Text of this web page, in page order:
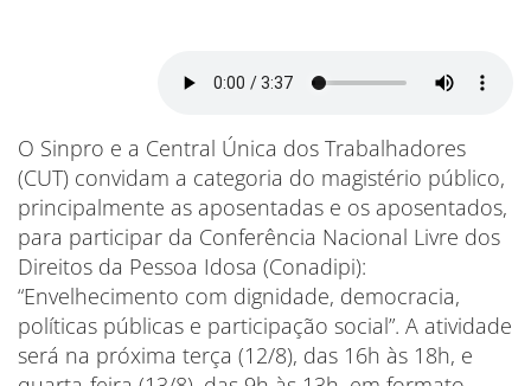
O Sinpro e a Central Única dos Trabalhadores
(CUT) convidam a categoria do magistério público,
principalmente as aposentadas e os aposentados,
para participar da Conferência Nacional Livre dos
Direitos da Pessoa Idosa (Conadipi):
“Envelhecimento com dignidade, democracia,
políticas públicas e participação social”. A atividade
será na próxima terça (12/8), das 16h às 18h, e